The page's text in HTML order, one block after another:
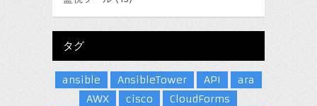
タグ
ansible AnsibleTower API
ara
AWX
cisco
CloudForms